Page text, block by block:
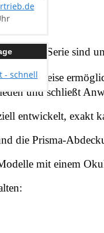
- schnell
ORA-S-Serie sind
Bauweise
und schließt
entwickelt, exakt
die Prisma-
mit einem